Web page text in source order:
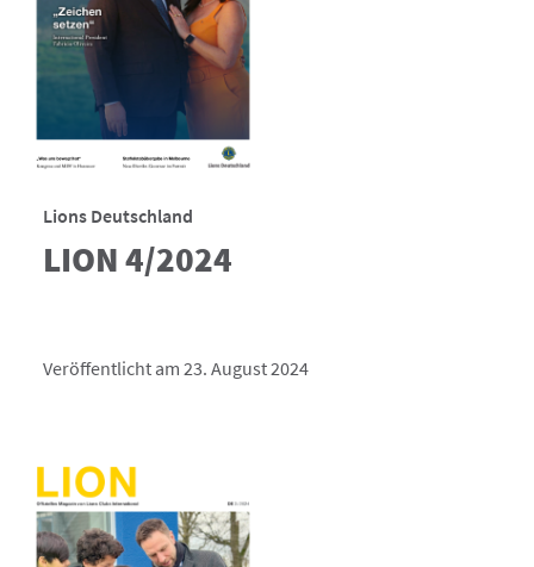
Lions Deutschland
LION 4/2024
Veröffentlicht am 23. August 2024